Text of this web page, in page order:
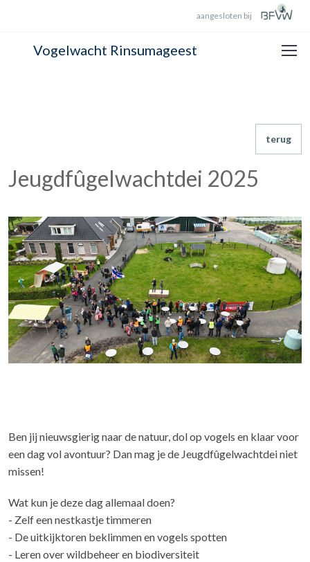
aangesloten bij
Vogelwacht Rinsumageest
terug
Jeugdfûgelwachtdei 2025
Ben jij nieuwsgierig naar de natuur, dol op vogels en klaar voor
een dag vol avontuur? Dan mag je de Jeugdfûgelwachtdei niet
missen!
Wat kun je deze dag allemaal doen?
- Zelf een nestkastje timmeren
- De uitkijktoren beklimmen en vogels spotten
- Leren over wildbeheer en biodiversiteit